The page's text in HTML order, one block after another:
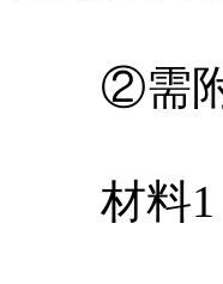
②需附
材料1